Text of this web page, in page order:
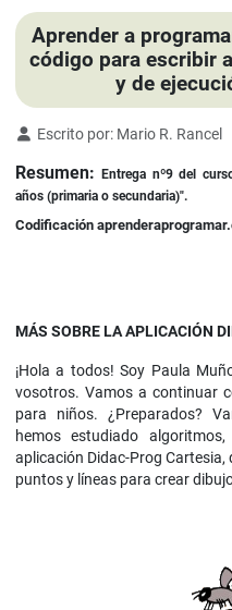
Aprender a
código para escribir
y de
Detalles
Escrito por: Mario R. Rancel
Resumen:Entrega nº9 del
años (primaria o secundaria)".
Codificación
MÁS SOBRE LA APLICACIÓN
¡Hola a todos! Soy Paula
vosotros. Vamos a continuar
para niños. ¿Preparados?
hemos estudiado
aplicación Didac-Prog
puntos y líneas para crear